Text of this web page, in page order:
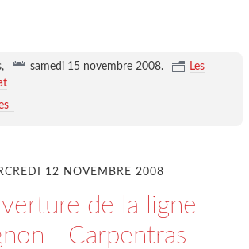
samedi 15 novembre 2008.
Les
12 NOVEMBRE 2008
de la ligne
- Carpentras